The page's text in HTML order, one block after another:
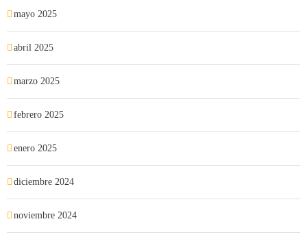
mayo 2025
abril 2025
marzo 2025
febrero 2025
enero 2025
diciembre 2024
noviembre 2024